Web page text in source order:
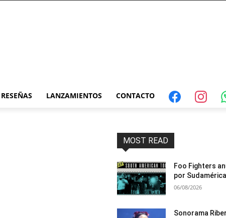
RESEÑAS LANZAMIENTOS CONTACTO
MOST READ
Foo Fighters
por
06/08/2026
Sonorama